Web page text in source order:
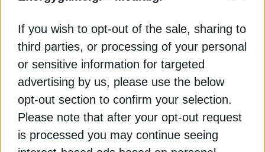
If you wish to opt-out of the sale, sharing to
third parties, or processing of your personal
or sensitive information for targeted
advertising by us, please use the below
opt-out section to confirm your selection.
Please note that after your opt-out request
is processed you may continue seeing
ΥΠΟΔΟΜΕΣ
Δήμας: Κόμβος μεταφορών & ενέργειας η
Ανατολική Μακεδονία και Θράκη
20 Μαρτίου 2026